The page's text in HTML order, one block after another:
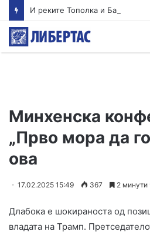
Минхенска
„Прво мора да
ова
17.02.2025 15:49 367 2
Длабока е шокираноста од
владата на Трамп.